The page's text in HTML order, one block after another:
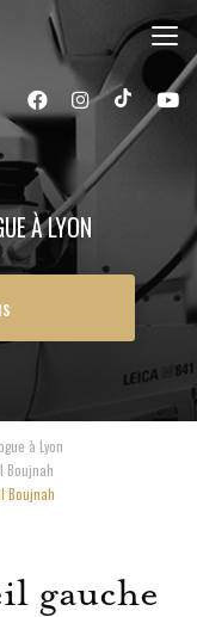
À LYON
à Lyon
Boujnah
Boujnah
gauche